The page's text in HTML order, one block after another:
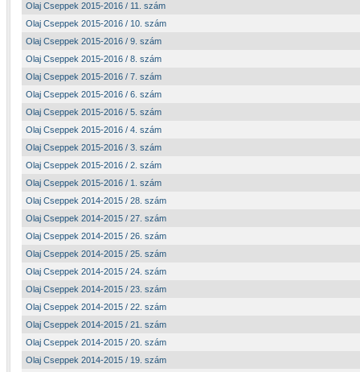
Olaj Cseppek 2015-2016 / 11. szám
Olaj Cseppek 2015-2016 / 10. szám
Olaj Cseppek 2015-2016 / 9. szám
Olaj Cseppek 2015-2016 / 8. szám
Olaj Cseppek 2015-2016 / 7. szám
Olaj Cseppek 2015-2016 / 6. szám
Olaj Cseppek 2015-2016 / 5. szám
Olaj Cseppek 2015-2016 / 4. szám
Olaj Cseppek 2015-2016 / 3. szám
Olaj Cseppek 2015-2016 / 2. szám
Olaj Cseppek 2015-2016 / 1. szám
Olaj Cseppek 2014-2015 / 28. szám
Olaj Cseppek 2014-2015 / 27. szám
Olaj Cseppek 2014-2015 / 26. szám
Olaj Cseppek 2014-2015 / 25. szám
Olaj Cseppek 2014-2015 / 24. szám
Olaj Cseppek 2014-2015 / 23. szám
Olaj Cseppek 2014-2015 / 22. szám
Olaj Cseppek 2014-2015 / 21. szám
Olaj Cseppek 2014-2015 / 20. szám
Olaj Cseppek 2014-2015 / 19. szám